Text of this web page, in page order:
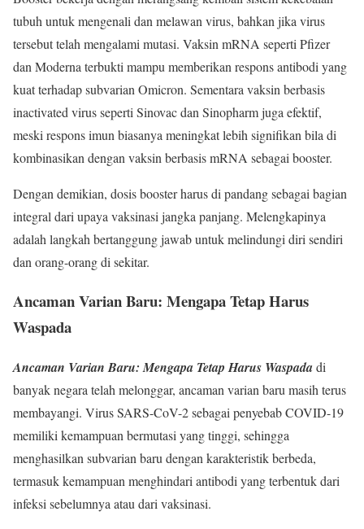
tubuh untuk mengenali dan melawan virus, bahkan jika virus
tersebut telah mengalami mutasi. Vaksin mRNA seperti Pfizer
dan Moderna terbukti mampu memberikan respons antibodi yang
kuat terhadap subvarian Omicron. Sementara vaksin berbasis
inactivated virus seperti Sinovac dan Sinopharm juga efektif,
meski respons imun biasanya meningkat lebih signifikan bila di
kombinasikan dengan vaksin berbasis mRNA sebagai booster.
Dengan demikian, dosis booster harus di pandang sebagai bagian
integral dari upaya vaksinasi jangka panjang. Melengkapinya
adalah langkah bertanggung jawab untuk melindungi diri sendiri
dan orang-orang di sekitar.
Ancaman Varian Baru: Mengapa Tetap Harus
Waspada
Ancaman Varian Baru: Mengapa Tetap Harus Waspadadi
banyak negara telah melonggar, ancaman varian baru masih terus
membayangi. Virus SARS-CoV-2 sebagai penyebab COVID-19
memiliki kemampuan bermutasi yang tinggi, sehingga
menghasilkan subvarian baru dengan karakteristik berbeda,
termasuk kemampuan menghindari antibodi yang terbentuk dari
infeksi sebelumnya atau dari vaksinasi.